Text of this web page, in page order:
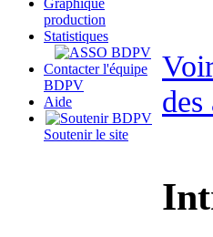
Graphique
production
Statistiques
Contacter l'équipe
BDPV
Aide
Soutenir le site
des